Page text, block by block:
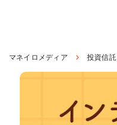
マネイロメディア 投資信託